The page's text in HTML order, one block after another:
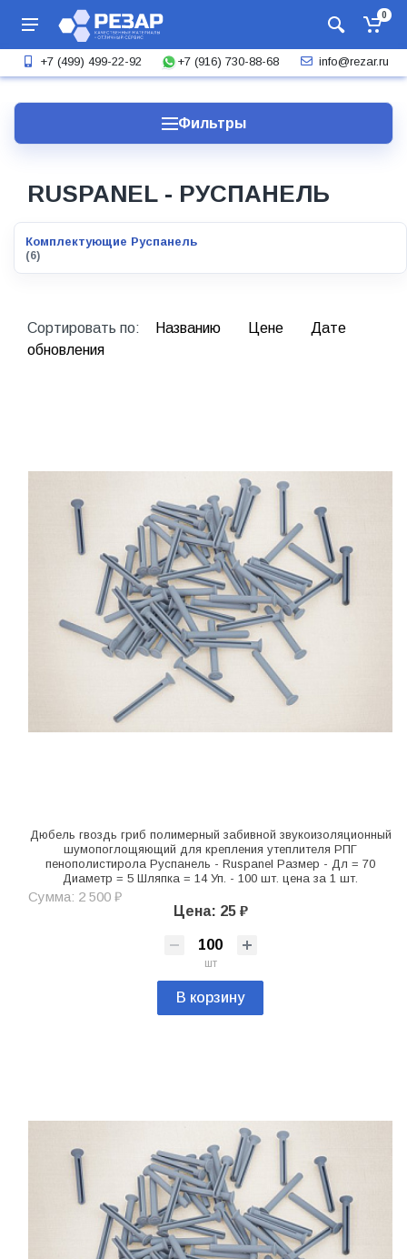
0
+7 (499) 499-22-92 +7 (916) 730-88-68 info@rezar.ru
Фильтры
RUSPANEL - РУСПАНЕЛЬ
Комплектующие Руспанель
(6)
Сортировать по: Названию Цене
Дате
обновления
Дюбель гвоздь гриб полимерный забивной звукоизоляционный
шумопоглощяющий для крепления утеплителя РПГ
пенополистирола Руспанель - Ruspanel Размер - Дл = 70
Диаметр = 5 Шляпка = 14 Уп. - 100 шт. цена за 1 шт.
Сумма: 2 500 ₽
Цена: 25 ₽
шт
В корзину